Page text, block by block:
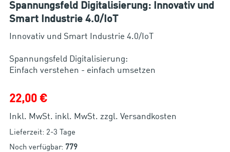
Spannungsfeld Digitalisierung: Innovativ und
Smart Industrie 4.0/IoT
Innovativ und Smart Industrie 4.0/IoT
Spannungsfeld Digitalisierung:
Einfach verstehen - einfach umsetzen
22,00 €
Inkl. MwSt. inkl. MwSt. zzgl. Versandkosten
Lieferzeit: 2-3 Tage
Noch verfügbar: 779